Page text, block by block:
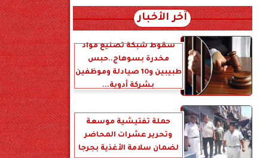
آخر الأخبار
سقوط شبكة تصنيع مواد
مخدرة بسوهاج..حبس
طبيبين و10 صيادلة وموظفين
بشركة أدوية...
حملة تفتيشية موسعة
وتحرير عشرات المحاضر
لضمان سلامة الأغذية بجرجا